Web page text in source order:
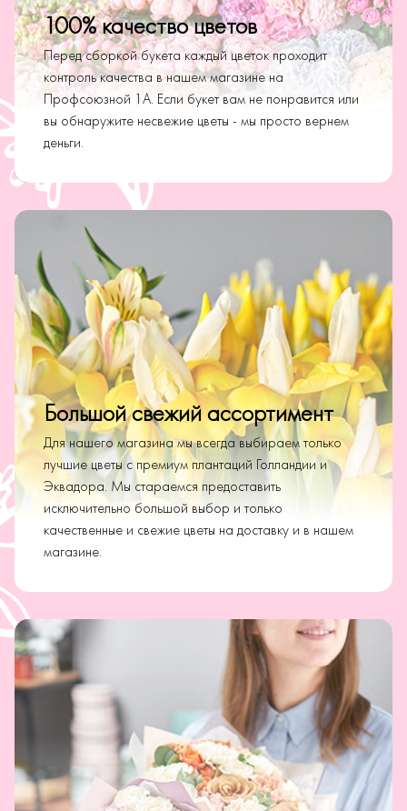
100% качество цветов
Перед сборкой букета каждый цветок проходит
контроль качества в нашем магазине на
Профсоюзной 1А. Если букет вам не понравится или
вы обнаружите несвежие цветы - мы просто вернем
деньги.
Большой свежий ассортимент
Для нашего магазина мы всегда выбираем только
лучшие цветы с премиум плантаций Голландии и
Эквадора. Мы стараемся предоставить
исключительно большой выбор и только
качественные и свежие цветы на доставку и в нашем
магазине.